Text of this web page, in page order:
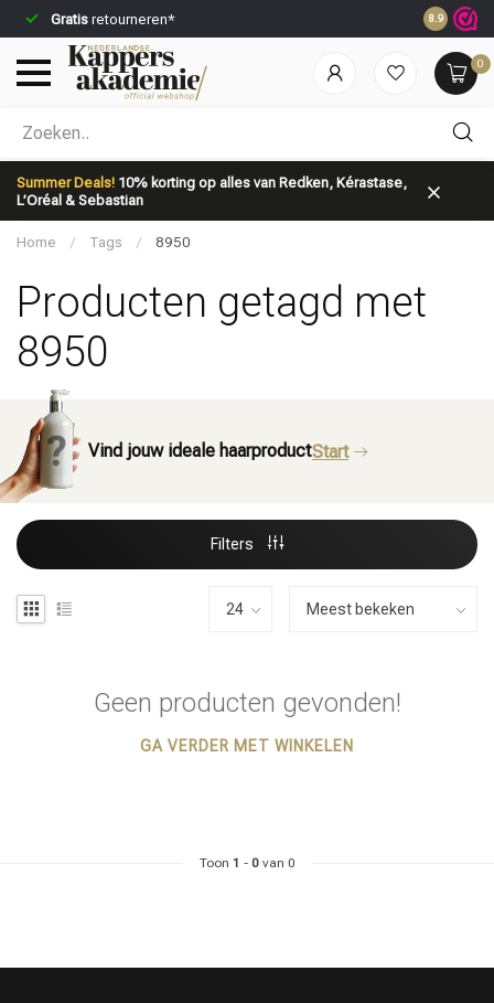
Gratis retourneren* Voor
8.9
0
Summer Deals! 10% korting op alles van Redken, Kérastase,
L’Oréal & Sebastian
Welke categorie ben jij naar op zoek?
Merken
Home / Tags / 8950
Producten getagd met
8950
Vind jouw ideale haarproductStart
Filters
Geen producten gevonden!
GA VERDER MET WINKELEN
Toon 1 - 0van 0